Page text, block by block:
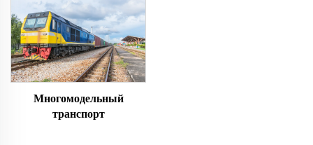
Многомодельный
транспорт